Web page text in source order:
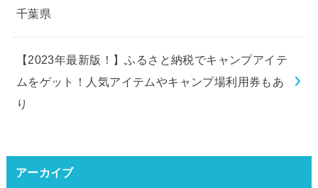
千葉県
【2023年最新版！】ふるさと納税でキャンプアイテ
ムをゲット！人気アイテムやキャンプ場利用券もあ
り
アーカイブ